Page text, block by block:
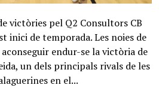
victòries pel Q2 Consultors CB
inici de temporada. Les noies de
endur-se la victòria de
un dels principals rivals de les
en el...